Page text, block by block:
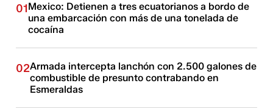
01Mexico: Detienen a tres ecuatorianos a bordo de
una embarcación con más de una tonelada de
cocaína
02Armada intercepta lanchón con 2.500 galones de
combustible de presunto contrabando en
Esmeraldas